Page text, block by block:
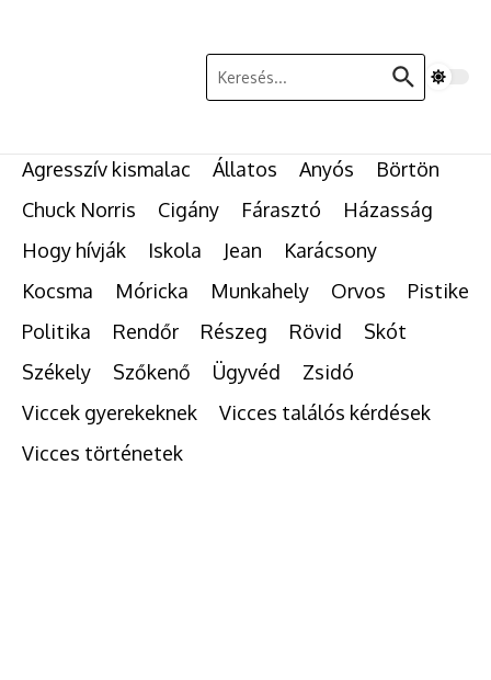
Keresés:
Agresszív kismalac Állatos Anyós
Börtön
Chuck Norris
Cigány Fárasztó
Házasság
Hogy hívják
Iskola Jean
Karácsony
Kocsma
Móricka Munkahely Orvos
Pistike
Politika
Rendőr Részeg Rövid
Skót
Székely
Szőkenő Ügyvéd
Zsidó
Viccek gyerekeknek
Vicces találós kérdések
Vicces történetek